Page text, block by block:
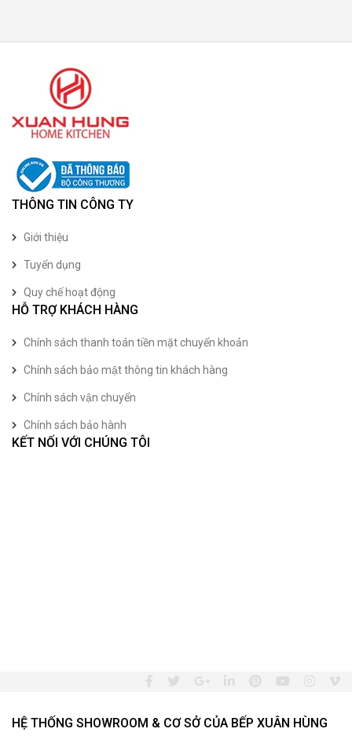
THÔNG TIN CÔNG TY
Giới thiệu
Tuyển dụng
Quy chế hoạt động
HỖ TRỢ KHÁCH HÀNG
Chính sách thanh toán tiền mặt chuyển khoản
Chính sách bảo mật thông tin khách hàng
Chính sách vận chuyển
Chính sách bảo hành
KẾT NỐI VỚI CHÚNG TÔI
HỆ THỐNG SHOWROOM & CƠ SỞ CỦA BẾP XUÂN HÙNG